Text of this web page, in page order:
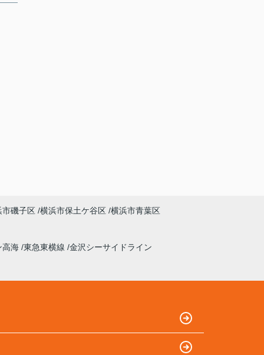
市磯子区 横浜市保土ケ谷区 横浜市青葉区
高海 東急東横線 金沢シーサイドライン